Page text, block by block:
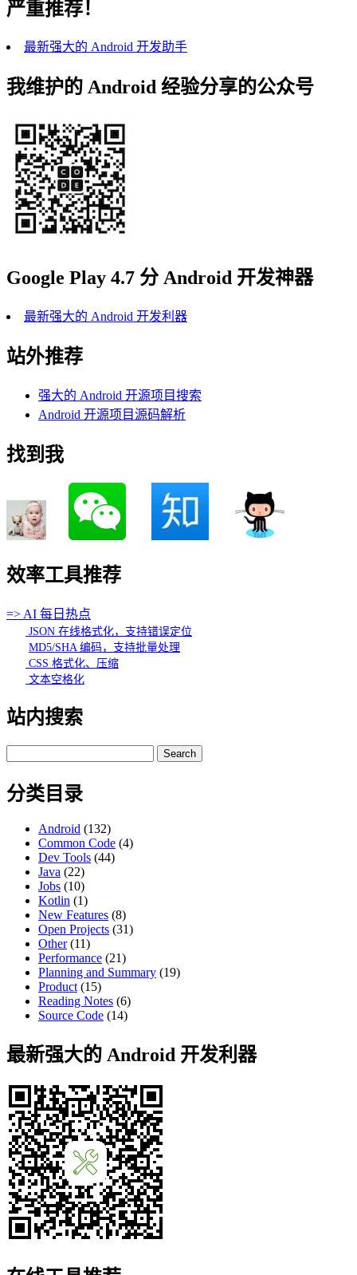
严重推荐！
最新强大的 Android 开发助手
我维护的 Android 经验分享的公众号
Google Play 4.7 分 Android 开发神器
最新强大的 Android 开发利器
站外推荐
强大的 Android 开源项目搜索
Android 开源项目源码解析
找到我
效率工具推荐
=> AI 每日热点
JSON 在线格式化，支持错误定位
MD5/SHA 编码，支持批量处理
CSS 格式化、压缩
文本空格化
站内搜索
for:
分类目录
Android (132)
Common Code (4)
Dev Tools (44)
Java (22)
Jobs (10)
Kotlin (1)
New Features (8)
Open Projects (31)
Other(11)
Performance (21)
Planning and Summary (19)
Product (15)
Reading Notes (6)
Source Code (14)
最新强大的 Android 开发利器